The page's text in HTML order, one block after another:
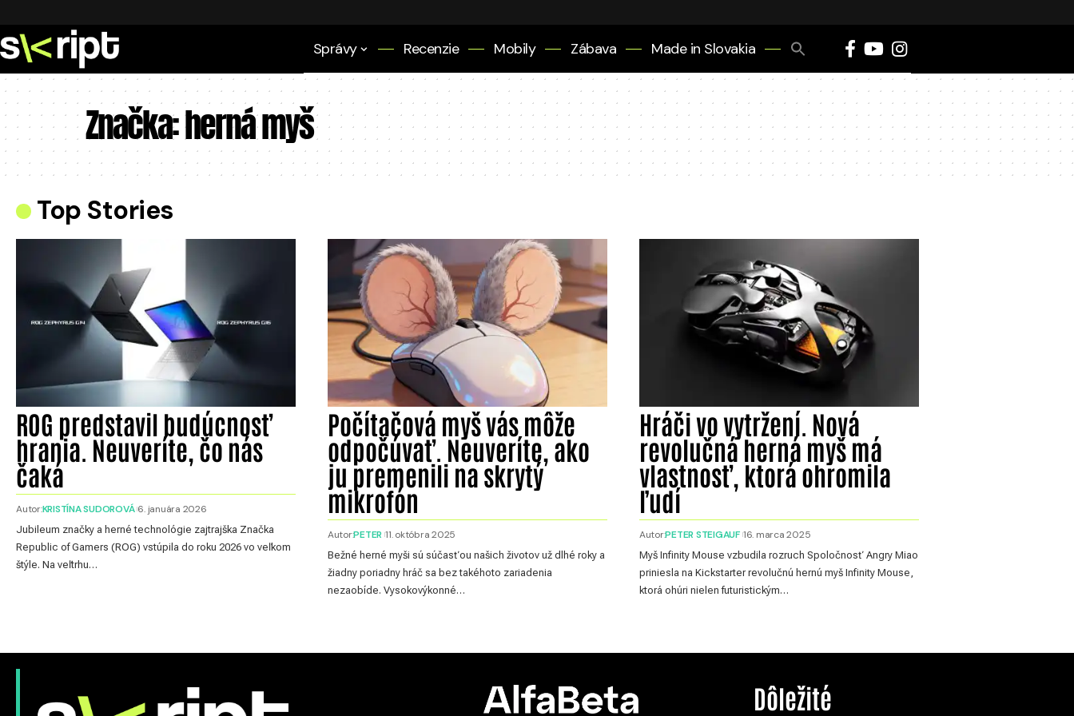
Správy Recenzie Mobily Zábava Made in Slovakia
Search
Značka:herná myš
Top Stories
ROG predstavil budúcnosť
hrania. Neuveríte, čo nás
čaká
Autor:KRISTÍNA SUDOROVÁ 6. januára 2026
Jubileum značky a herné technológie zajtrajška Značka
Republic of Gamers (ROG) vstúpila do roku 2026 vo veľkom
štýle. Na veľtrhu…
Počítačová myš vás môže
odpočúvať. Neuveríte, ako
ju premenili na skrytý
mikrofón
Autor:PETER 11. októbra 2025
Bežné herné myši sú súčasťou našich životov už dlhé roky a
žiadny poriadny hráč sa bez takéhoto zariadenia
nezaobíde. Vysokovýkonné…
Hráči vo vytržení. Nová
revolučná herná myš má
vlastnosť, ktorá ohromila
ľudí
Autor:PETER STEIGAUF 16. marca 2025
Myš Infinity Mouse vzbudila rozruch Spoločnosť Angry Miao
priniesla na Kickstarter revolučnú hernú myš Infinity Mouse,
ktorá ohúri nielen futuristickým…
Dôležité